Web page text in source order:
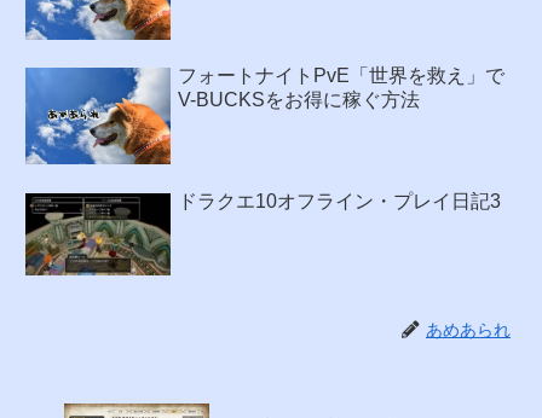
フォートナイトPvE「世界を救え」で
V-BUCKSをお得に稼ぐ方法
ドラクエ10オフライン・プレイ日記3
あめあられ